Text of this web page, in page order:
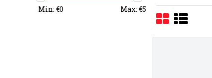
Min: €0 Max: €5